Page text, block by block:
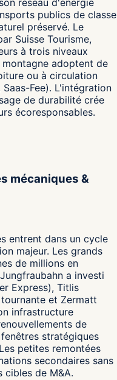
publics de classe
préservé. Le
Suisse Tourisme,
à trois niveaux
adoptent de
ou à circulation
Fee). L'intégration
de durabilité crée
écoresponsables.
mécaniques &
entrent dans un cycle
majeur. Les grands
de millions en
a investi
Express), Titlis
et Zermatt
infrastructure
de
stratégiques
petites remontées
secondaires sans
cibles de M&A.